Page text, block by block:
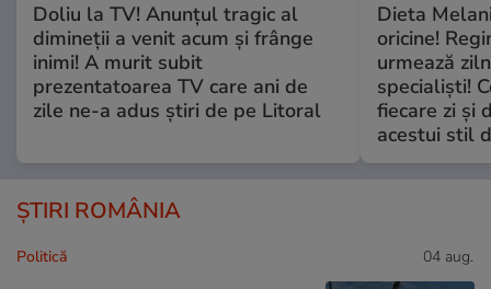
Doliu la TV! Anunțul tragic al
dimineții a venit acum și frânge
inimi! A murit subit
prezentatoarea TV care ani de
zile ne-a adus știri de pe Litoral
Dieta
oricine!
urmează
specialiști!
fiecare zi și
acestui stil
ȘTIRI ROMÂNIA
Politică 04 aug.